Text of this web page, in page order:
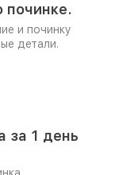
починке.
и починку
детали.
за 1 день